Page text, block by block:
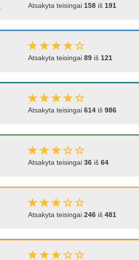
Atsakyta teisingai 158 iš 191
Atsakyta teisingai 89 iš 121
Atsakyta teisingai 614 iš 986
Atsakyta teisingai 36 iš 64
Atsakyta teisingai 246 iš 481